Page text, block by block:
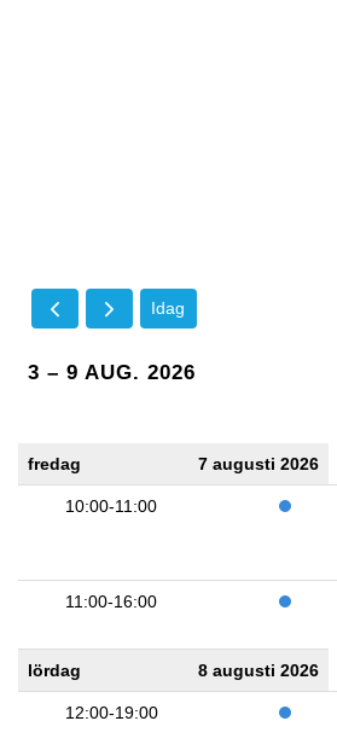
Idag
3 – 9 AUG. 2026
fredag 7 augusti 2026
10:00-11:00
11:00-16:00
lördag 8 augusti 2026
12:00-19:00